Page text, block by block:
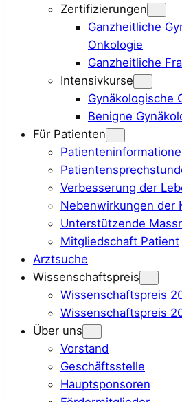
Zertifizierungen
Ganzheitliche
Onkologie
Ganzheitliche
Intensivkurse
Gynäkologische
Benigne
Für Patienten
Verbesserung der
Nebenwirkungen der
Unterstützende
Mitgliedschaft Patient
Arztsuche
Wissenschaftspreis
Wissenschaftspreis
Wissenschaftspreis
Über uns
Vorstand
Geschäftsstelle
Hauptsponsoren